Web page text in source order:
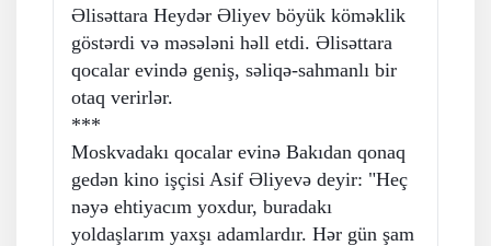
Əlisəttara Heydər Əliyev böyük köməklik
göstərdi və məsələni həll etdi. Əlisəttara
qocalar evində geniş, səliqə-sahmanlı bir
otaq verirlər.
***
Moskvadakı qocalar evinə Bakıdan qonaq
gedən kino işçisi Asif Əliyevə deyir: "Heç
nəyə ehtiyacım yoxdur, buradakı
yoldaşlarım yaxşı adamlardır. Hər gün şam